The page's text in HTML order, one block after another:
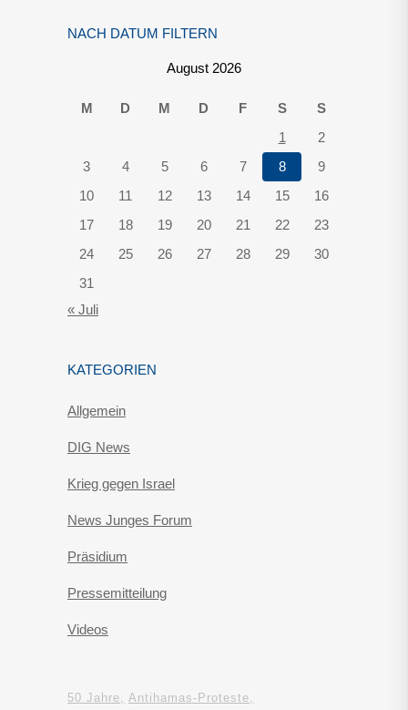
NACH DATUM FILTERN
August 2026
M D M D F S
S
1
2
3
4 5 6 7 8
9
10
11 12 13 14 15
16
17
18 19 20 21 22
23
24
25 26 27 28 29
30
31
« Juli
KATEGORIEN
Allgemein
DIG News
Krieg gegen Israel
News Junges Forum
Präsidium
Pressemitteilung
Videos
50 Jahre
Antihamas-Proteste